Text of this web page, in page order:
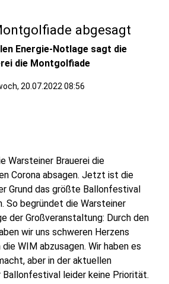
abgesagt
Energie-Notlage sagt die
die Montgolfiade
20.07.2022 08:56
Warsteiner Brauerei die
Corona absagen. Jetzt ist die
Grund das größte Ballonfestival
So begründet die Warsteiner
der Großveranstaltung: Durch den
wir uns schweren Herzens
WIM abzusagen. Wir haben es
aber in der aktuellen
Ballonfestival leider keine Priorität.